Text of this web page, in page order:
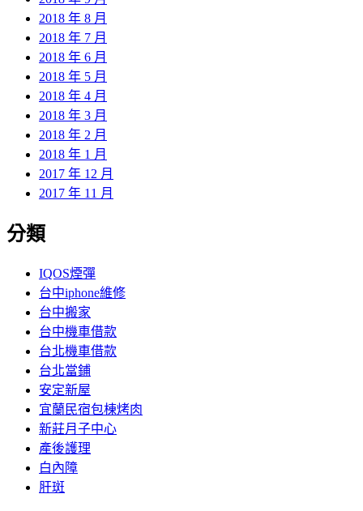
2018 年 8 月
2018 年 7 月
2018 年 6 月
2018 年 5 月
2018 年 4 月
2018 年 3 月
2018 年 2 月
2018 年 1 月
2017 年 12 月
2017 年 11 月
分類
IQOS煙彈
台中iphone維修
台中搬家
台中機車借款
台北機車借款
台北當鋪
安定新屋
宜蘭民宿包棟烤肉
新莊月子中心
產後護理
白內障
肝斑